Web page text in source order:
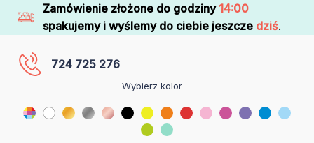
Zamówienie złożone do godziny 14:00
spakujemy i wyślemy do ciebie jeszcze dziś.
724 725 276
Wybierz kolor